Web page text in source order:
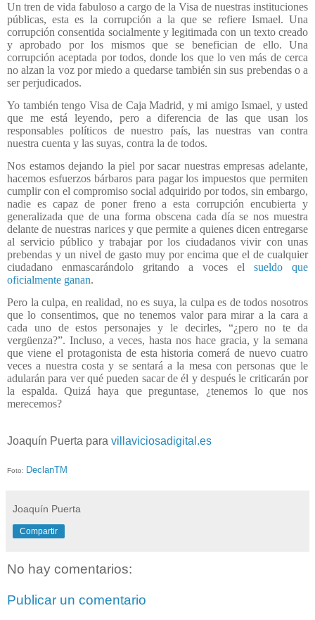
Un tren de vida fabuloso a cargo de la Visa de nuestras instituciones
públicas, esta es la corrupción a la que se refiere Ismael. Una
corrupción consentida socialmente y legitimada con un texto creado
y aprobado por los mismos que se benefician de ello. Una
corrupción aceptada por todos, donde los que lo ven más de cerca
no alzan la voz por miedo a quedarse también sin sus prebendas o a
ser perjudicados.
Yo también tengo Visa de Caja Madrid, y mi amigo Ismael, y usted
que me está leyendo, pero a diferencia de las que usan los
responsables políticos de nuestro país, las nuestras van contra
nuestra cuenta y las suyas, contra la de todos.
Nos estamos dejando la piel por sacar nuestras empresas adelante,
hacemos esfuerzos bárbaros para pagar los impuestos que permiten
cumplir con el compromiso social adquirido por todos, sin embargo,
nadie es capaz de poner freno a esta corrupción encubierta y
generalizada que de una forma obscena cada día se nos muestra
delante de nuestras narices y que permite a quienes dicen entregarse
al servicio público y trabajar por los ciudadanos vivir con unas
prebendas y un nivel de gasto muy por encima que el de cualquier
ciudadano enmascarándolo gritando a voces el sueldo que
oficialmente ganan.
Pero la culpa, en realidad, no es suya, la culpa es de todos nosotros
que lo consentimos, que no tenemos valor para mirar a la cara a
cada uno de estos personajes y le decirles, “¿pero no te da
vergüenza?”. Incluso, a veces, hasta nos hace gracia, y la semana
que viene el protagonista de esta historia comerá de nuevo cuatro
veces a nuestra costa y se sentará a la mesa con personas que le
adularán para ver qué pueden sacar de él y después le criticarán por
la espalda. Quizá haya que preguntase, ¿tenemos lo que nos
merecemos?
Joaquín Puerta para villaviciosadigital.es
Foto: DeclanTM
Joaquín Puerta
Compartir
No hay comentarios:
Publicar un comentario